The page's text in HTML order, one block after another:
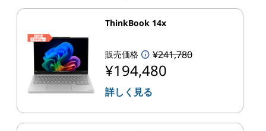
ThinkBook 14x
販売価格 ¥241,780
¥194,480
詳しく見る